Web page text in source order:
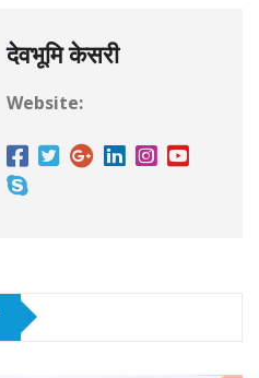
देवभूमि केसरी
Website: